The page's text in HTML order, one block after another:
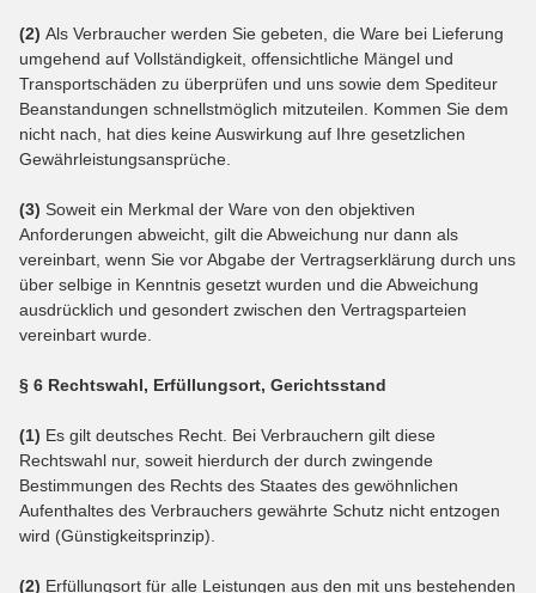
(2) Als Verbraucher werden Sie gebeten, die Ware bei Lieferung
umgehend auf Vollständigkeit, offensichtliche Mängel und
Transportschäden zu überprüfen und uns sowie dem Spediteur
Beanstandungen schnellstmöglich mitzuteilen. Kommen Sie dem
nicht nach, hat dies keine Auswirkung auf Ihre gesetzlichen
Gewährleistungsansprüche.
(3) Soweit ein Merkmal der Ware von den objektiven
Anforderungen abweicht, gilt die Abweichung nur dann als
vereinbart, wenn Sie vor Abgabe der Vertragserklärung durch uns
über selbige in Kenntnis gesetzt wurden und die Abweichung
ausdrücklich und gesondert zwischen den Vertragsparteien
vereinbart wurde.
§ 6 Rechtswahl, Erfüllungsort, Gerichtsstand
(1) Es gilt deutsches Recht. Bei Verbrauchern gilt diese
Rechtswahl nur, soweit hierdurch der durch zwingende
Bestimmungen des Rechts des Staates des gewöhnlichen
Aufenthaltes des Verbrauchers gewährte Schutz nicht entzogen
wird (Günstigkeitsprinzip).
(2) Erfüllungsort für alle Leistungen aus den mit uns bestehenden